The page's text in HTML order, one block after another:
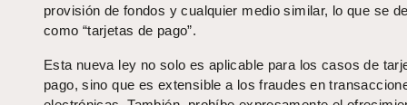
provisión de fondos y cualquier medio similar, lo que se
como “tarjetas de pago”.
Esta nueva ley no solo es aplicable para los casos de
pago, sino que es extensible a los fraudes en